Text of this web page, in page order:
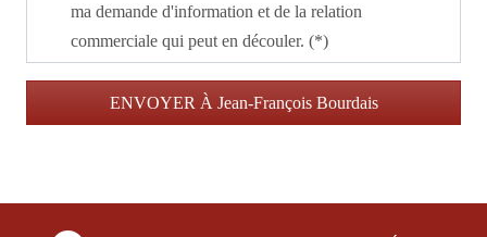
ma demande d'information et de la relation
commerciale qui peut en découler. (*)